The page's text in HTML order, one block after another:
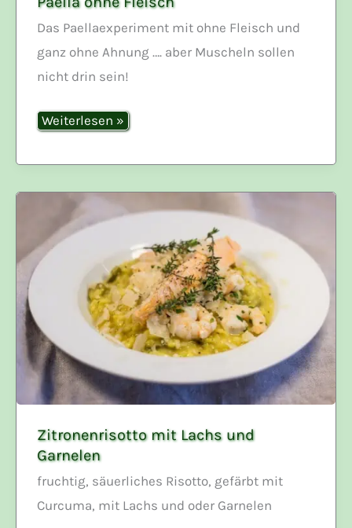
Das Paellaexperiment mit ohne Fleisch und
ganz ohne Ahnung …. aber Muscheln sollen
nicht drin sein!
Paella
ohne
Weiterlesen »
Zitronenrisotto mit Lachs und
Garnelen
fruchtig, säuerliches Risotto, gefärbt mit
Curcuma, mit Lachs und oder Garnelen